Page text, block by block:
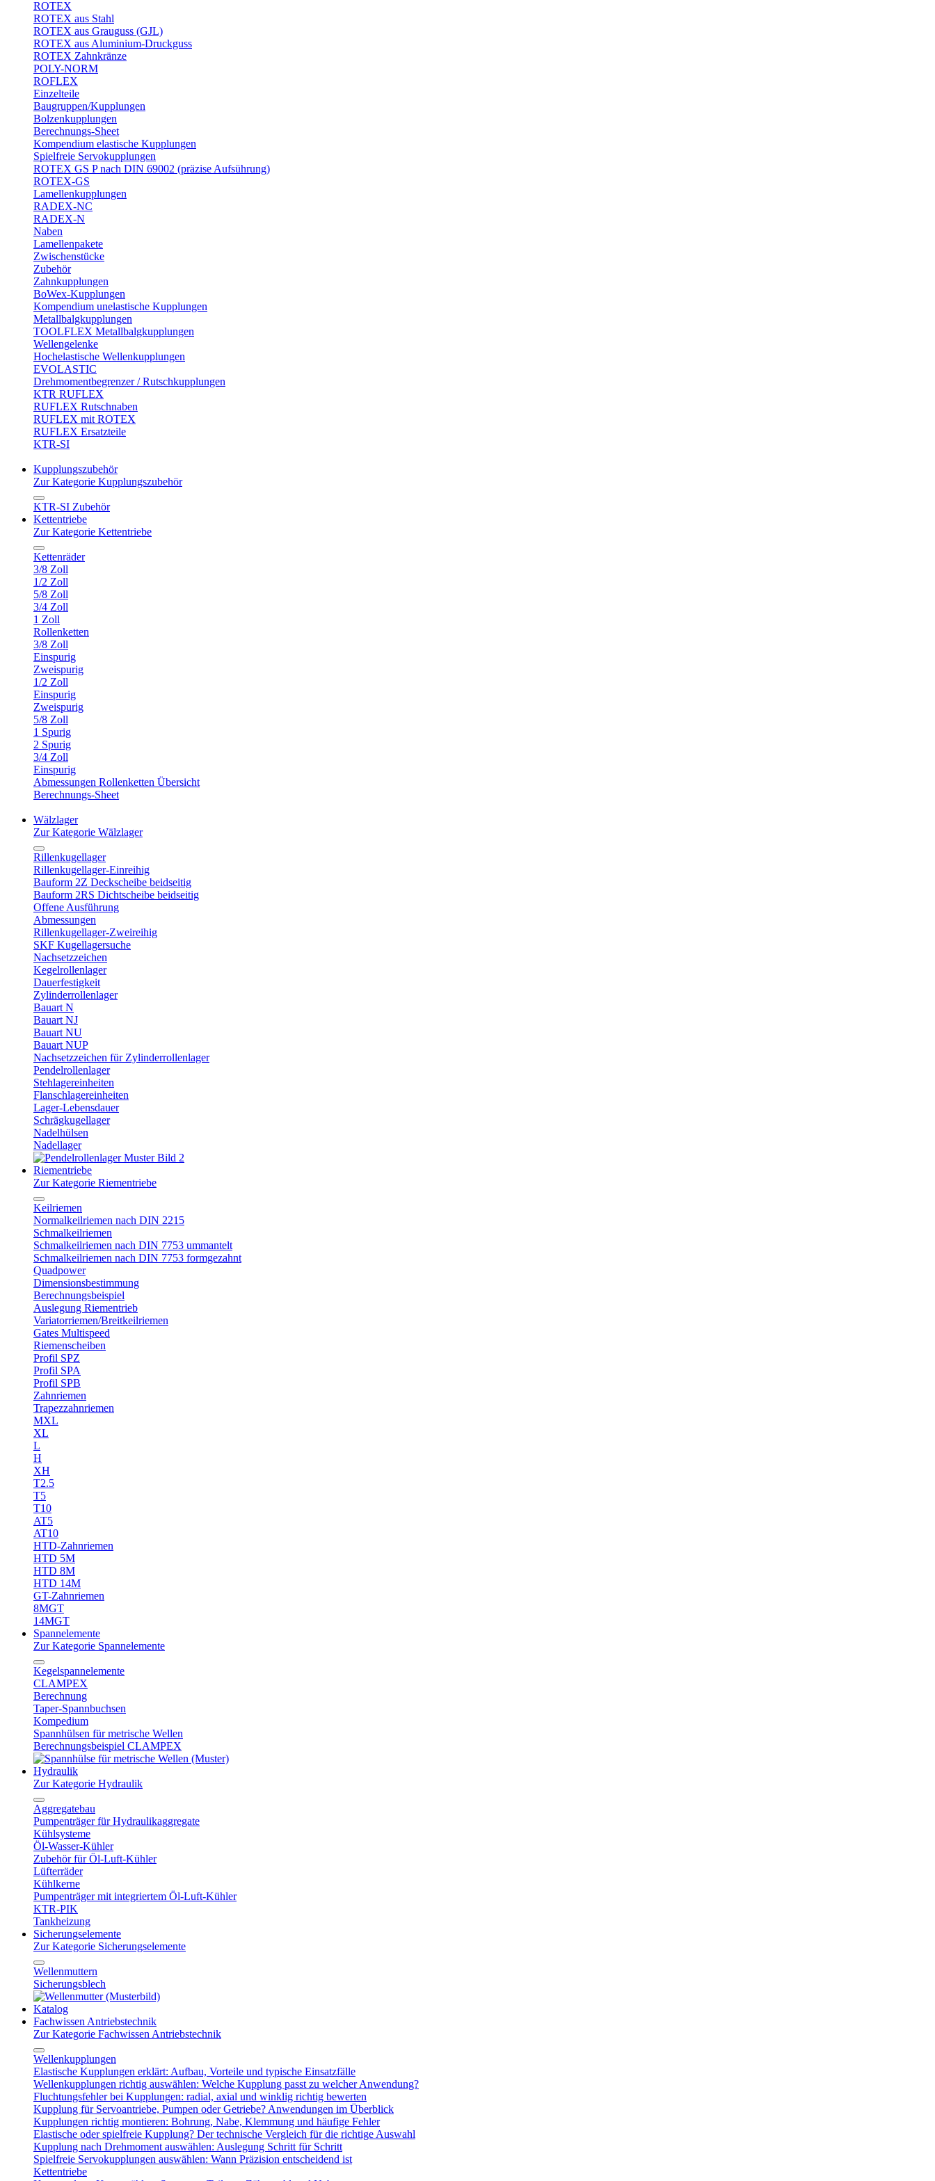
ROTEX
ROTEX aus Stahl
ROTEX aus Grauguss (GJL)
ROTEX aus Aluminium-Druckguss
ROTEX Zahnkränze
POLY-NORM
ROFLEX
Einzelteile
Baugruppen/Kupplungen
Bolzenkupplungen
Berechnungs-Sheet
Kompendium elastische Kupplungen
Spielfreie Servokupplungen
ROTEX GS P nach DIN 69002 (präzise Aufsührung)
ROTEX-GS
Lamellenkupplungen
RADEX-NC
RADEX-N
Naben
Lamellenpakete
Zwischenstücke
Zubehör
Zahnkupplungen
BoWex-Kupplungen
Kompendium unelastische Kupplungen
Metallbalgkupplungen
TOOLFLEX Metallbalgkupplungen
Wellengelenke
Hochelastische Wellenkupplungen
EVOLASTIC
Drehmomentbegrenzer / Rutschkupplungen
KTR RUFLEX
RUFLEX Rutschnaben
RUFLEX mit ROTEX
RUFLEX Ersatzteile
KTR-SI
Kupplungszubehör
Zur Kategorie Kupplungszubehör
KTR-SI Zubehör
Kettentriebe
Zur Kategorie Kettentriebe
Kettenräder
3/8 Zoll
1/2 Zoll
5/8 Zoll
3/4 Zoll
1 Zoll
Rollenketten
3/8 Zoll
Einspurig
Zweispurig
1/2 Zoll
Einspurig
Zweispurig
5/8 Zoll
1 Spurig
2 Spurig
3/4 Zoll
Einspurig
Abmessungen Rollenketten Übersicht
Berechnungs-Sheet
Wälzlager
Zur Kategorie Wälzlager
Rillenkugellager
Rillenkugellager-Einreihig
Bauform 2Z Deckscheibe beidseitig
Bauform 2RS Dichtscheibe beidseitig
Offene Ausführung
Abmessungen
Rillenkugellager-Zweireihig
SKF Kugellagersuche
Nachsetzzeichen
Kegelrollenlager
Dauerfestigkeit
Zylinderrollenlager
Bauart N
Bauart NJ
Bauart NU
Bauart NUP
Nachsetzzeichen für Zylinderrollenlager
Pendelrollenlager
Stehlagereinheiten
Flanschlagereinheiten
Lager-Lebensdauer
Schrägkugellager
Nadelhülsen
Nadellager
Riementriebe
Zur Kategorie Riementriebe
Keilriemen
Normalkeilriemen nach DIN 2215
Schmalkeilriemen
Schmalkeilriemen nach DIN 7753 ummantelt
Schmalkeilriemen nach DIN 7753 formgezahnt
Quadpower
Dimensionsbestimmung
Berechnungsbeispiel
Auslegung Riementrieb
Variatorriemen/Breitkeilriemen
Gates Multispeed
Riemenscheiben
Profil SPZ
Profil SPA
Profil SPB
Zahnriemen
Trapezzahnriemen
MXL
XL
L
H
XH
T2.5
T5
T10
AT5
AT10
HTD-Zahnriemen
HTD 5M
HTD 8M
HTD 14M
GT-Zahnriemen
8MGT
14MGT
Spannelemente
Zur Kategorie Spannelemente
Kegelspannelemente
CLAMPEX
Berechnung
Taper-Spannbuchsen
Kompedium
Spannhülsen für metrische Wellen
Berechnungsbeispiel CLAMPEX
Hydraulik
Zur Kategorie Hydraulik
Aggregatebau
Pumpenträger für Hydraulikaggregate
Kühlsysteme
Öl-Wasser-Kühler
Zubehör für Öl-Luft-Kühler
Lüfterräder
Kühlkerne
Pumpenträger mit integriertem Öl-Luft-Kühler
KTR-PIK
Tankheizung
Sicherungselemente
Zur Kategorie Sicherungselemente
Wellenmuttern
Sicherungsblech
Katalog
Fachwissen Antriebstechnik
Zur Kategorie Fachwissen Antriebstechnik
Wellenkupplungen
Elastische Kupplungen erklärt: Aufbau, Vorteile und typische Einsatzfälle
Wellenkupplungen richtig auswählen: Welche Kupplung passt zu welcher Anwendung?
Fluchtungsfehler bei Kupplungen: radial, axial und winklig richtig bewerten
Kupplung für Servoantriebe, Pumpen oder Getriebe? Anwendungen im Überblick
Kupplungen richtig montieren: Bohrung, Nabe, Klemmung und häufige Fehler
Elastische oder spielfreie Kupplung? Der technische Vergleich für die richtige Auswahl
Kupplung nach Drehmoment auswählen: Auslegung Schritt für Schritt
Spielfreie Servokupplungen auswählen: Wann Präzision entscheidend ist
Kettentriebe